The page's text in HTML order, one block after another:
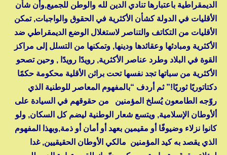
الديمقراطية باعتبارها تنادي الدين لله والوطن للجميع,وأن شأن
الأقليات في الدولة كشأن الأكثرية في الحقوق والواجبات, تمكن
الأقليات من التكاتف والتناصر لاستغلال الوضع الديمقراطي ضد
الأكثرية ومبادئها وعقائدها ودينها, وتمكنها من التسلل إلى مراكز
القوة في البلاد وطرد عناصر الأكثرية, رويدًا رويدًا , وحين تصحو
الأكثرية من سباتها تجد نفسها تحت براثن الأقلية محكومة حكمًا
دكتاتوريًا ثوريًا!” ثم أردف “بالمفهوم المعاصر للوطنية الذي
روّجه الطامعون يُسلخ المؤمنين من حقوقهم في السيادة على
ألأوطان الإسلامية, ويتسع شعار الوطنية ليضم كل السكان, ولو
كانوا نزلاء وضيوفًا أو مقيمين بعهد أو أمان أو ذمة,وبهذا المفهوم
الذي يقصد به كيد المؤمنين مالكي الأوطان الحقيقيين, غدا